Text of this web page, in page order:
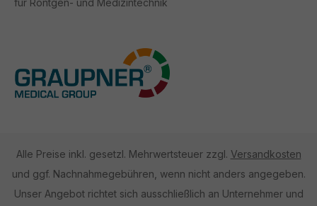
für Röntgen- und Medizintechnik
Alle Preise inkl. gesetzl. Mehrwertsteuer zzgl. Versandkosten
und ggf. Nachnahmegebühren, wenn nicht anders angegeben.
Unser Angebot richtet sich ausschließlich an Unternehmer und